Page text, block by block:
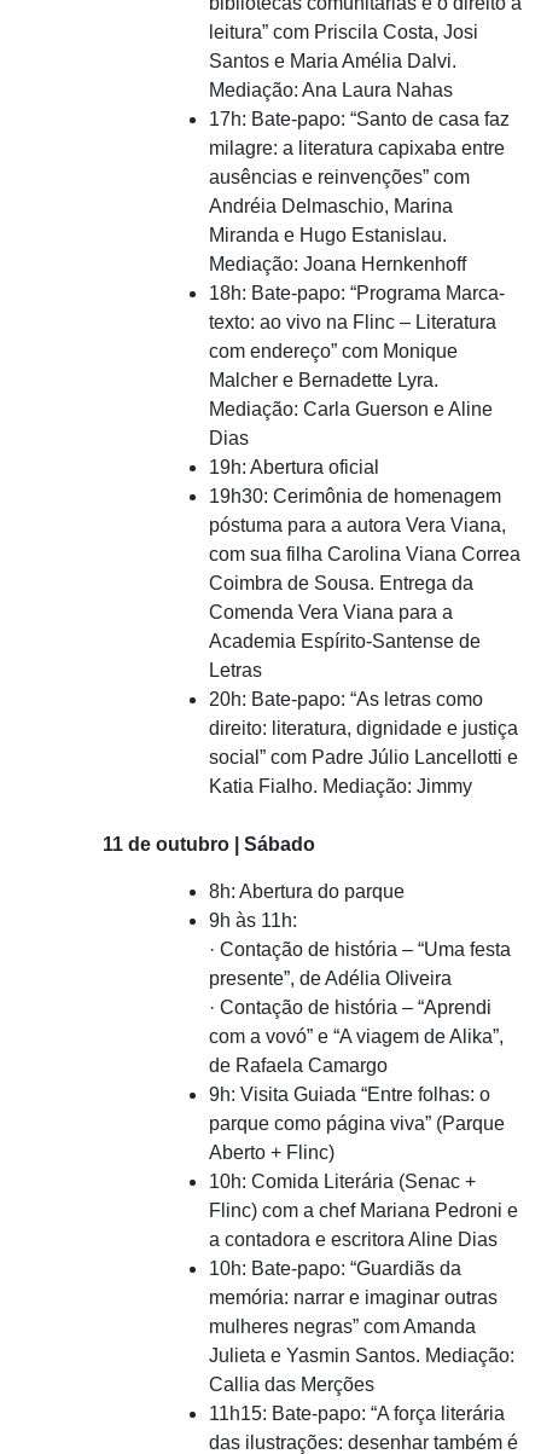
leitura” com Priscila Costa, Josi
Santos e Maria Amélia Dalvi.
Mediação: Ana Laura Nahas
17h: Bate-papo: “Santo de casa faz
milagre: a literatura capixaba entre
ausências e reinvenções” com
Andréia Delmaschio, Marina
Miranda e Hugo Estanislau.
Mediação: Joana Hernkenhoff
18h: Bate-papo: “Programa Marca-
texto: ao vivo na Flinc – Literatura
com endereço” com Monique
Malcher e Bernadette Lyra.
Mediação: Carla Guerson e Aline
Dias
19h: Abertura oficial
19h30: Cerimônia de homenagem
póstuma para a autora Vera Viana,
com sua filha Carolina Viana Correa
Coimbra de Sousa. Entrega da
Comenda Vera Viana para a
Academia Espírito-Santense de
Letras
20h: Bate-papo: “As letras como
direito: literatura, dignidade e justiça
social” com Padre Júlio Lancellotti e
Katia Fialho. Mediação: Jimmy
11 de outubro | Sábado
8h: Abertura do parque
9h às 11h:
· Contação de história – “Uma festa
presente”, de Adélia Oliveira
· Contação de história – “Aprendi
com a vovó” e “A viagem de Alika”,
de Rafaela Camargo
9h: Visita Guiada “Entre folhas: o
parque como página viva” (Parque
Aberto + Flinc)
10h: Comida Literária (Senac +
Flinc) com a chef Mariana Pedroni e
a contadora e escritora Aline Dias
10h: Bate-papo: “Guardiãs da
memória: narrar e imaginar outras
mulheres negras” com Amanda
Julieta e Yasmin Santos. Mediação:
Callia das Merções
11h15: Bate-papo: “A força literária
das ilustrações: desenhar também é